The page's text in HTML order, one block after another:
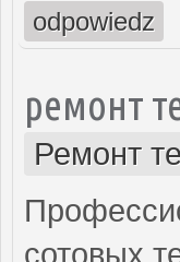
odpowiedz
ремонт
Ремонт
сотовых